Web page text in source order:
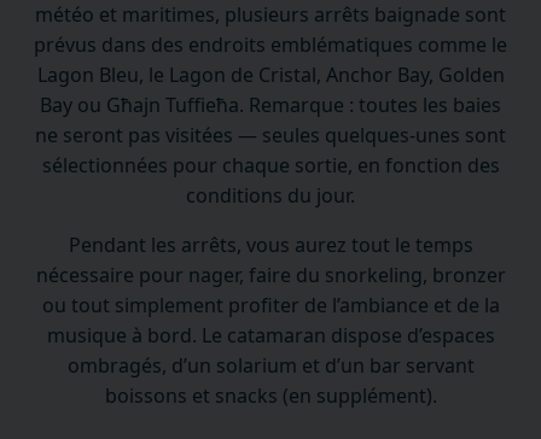
météo et maritimes, plusieurs arrêts baignade sont
prévus dans des endroits emblématiques comme le
Lagon Bleu, le Lagon de Cristal, Anchor Bay, Golden
Bay ou Għajn Tuffieħa. Remarque : toutes les baies
ne seront pas visitées — seules quelques-unes sont
sélectionnées pour chaque sortie, en fonction des
conditions du jour.
Pendant les arrêts, vous aurez tout le temps
nécessaire pour nager, faire du snorkeling, bronzer
ou tout simplement profiter de l’ambiance et de la
musique à bord. Le catamaran dispose d’espaces
ombragés, d’un solarium et d’un bar servant
boissons et snacks (en supplément).